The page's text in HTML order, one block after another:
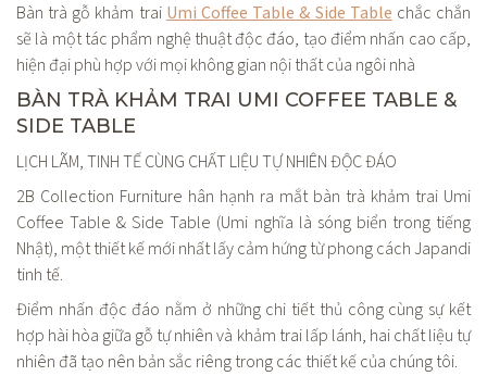
Bàn trà gỗ khảm trai Umi Coffee Table & Side Table chắc chắn
sẽ là một tác phẩm nghệ thuật độc đáo, tạo điểm nhấn cao cấp,
hiện đại phù hợp với mọi không gian nội thất của ngôi nhà
BÀN TRÀ KHẢM TRAI UMI COFFEE TABLE &
SIDE TABLE
LỊCH LÃM, TINH TẾ CÙNG CHẤT LIỆU TỰ NHIÊN ĐỘC ĐÁO
2B Collection Furniture hân hạnh ra mắt bàn trà khảm trai Umi
Coffee Table & Side Table (Umi nghĩa là sóng biển trong tiếng
Nhật), một thiết kế mới nhất lấy cảm hứng từ phong cách Japandi
tinh tế.
Điểm nhấn độc đáo nằm ở những chi tiết thủ công cùng sự kết
hợp hài hòa giữa gỗ tự nhiên và khảm trai lấp lánh, hai chất liệu tự
nhiên đã tạo nên bản sắc riêng trong các thiết kế của chúng tôi.